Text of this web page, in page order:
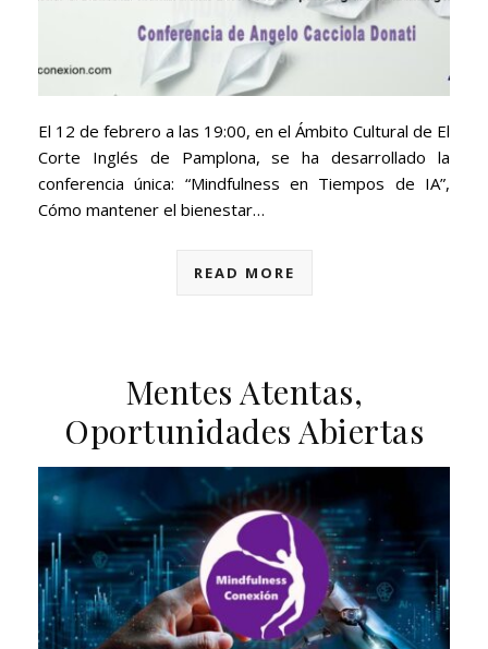
El 12 de febrero a las 19:00, en el Ámbito Cultural de El
Corte Inglés de Pamplona, se ha desarrollado la
conferencia única: “Mindfulness en Tiempos de IA”,
Cómo mantener el bienestar…
READ MORE
Mentes Atentas,
Oportunidades Abiertas